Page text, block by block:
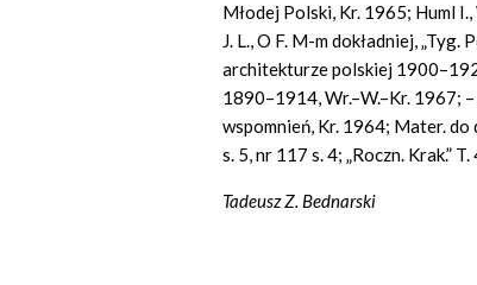
Młodej Polski, Kr. 1965; Huml
J. L., O F. M-m dokładniej,
architekturze polskiej
1890–1914, Wr.–W.–Kr. 1967;
wspomnień, Kr. 1964; Mater. do
s. 5, nr 117 s. 4; „Roczn. Krak.”
Tadeusz Z. Bednarski